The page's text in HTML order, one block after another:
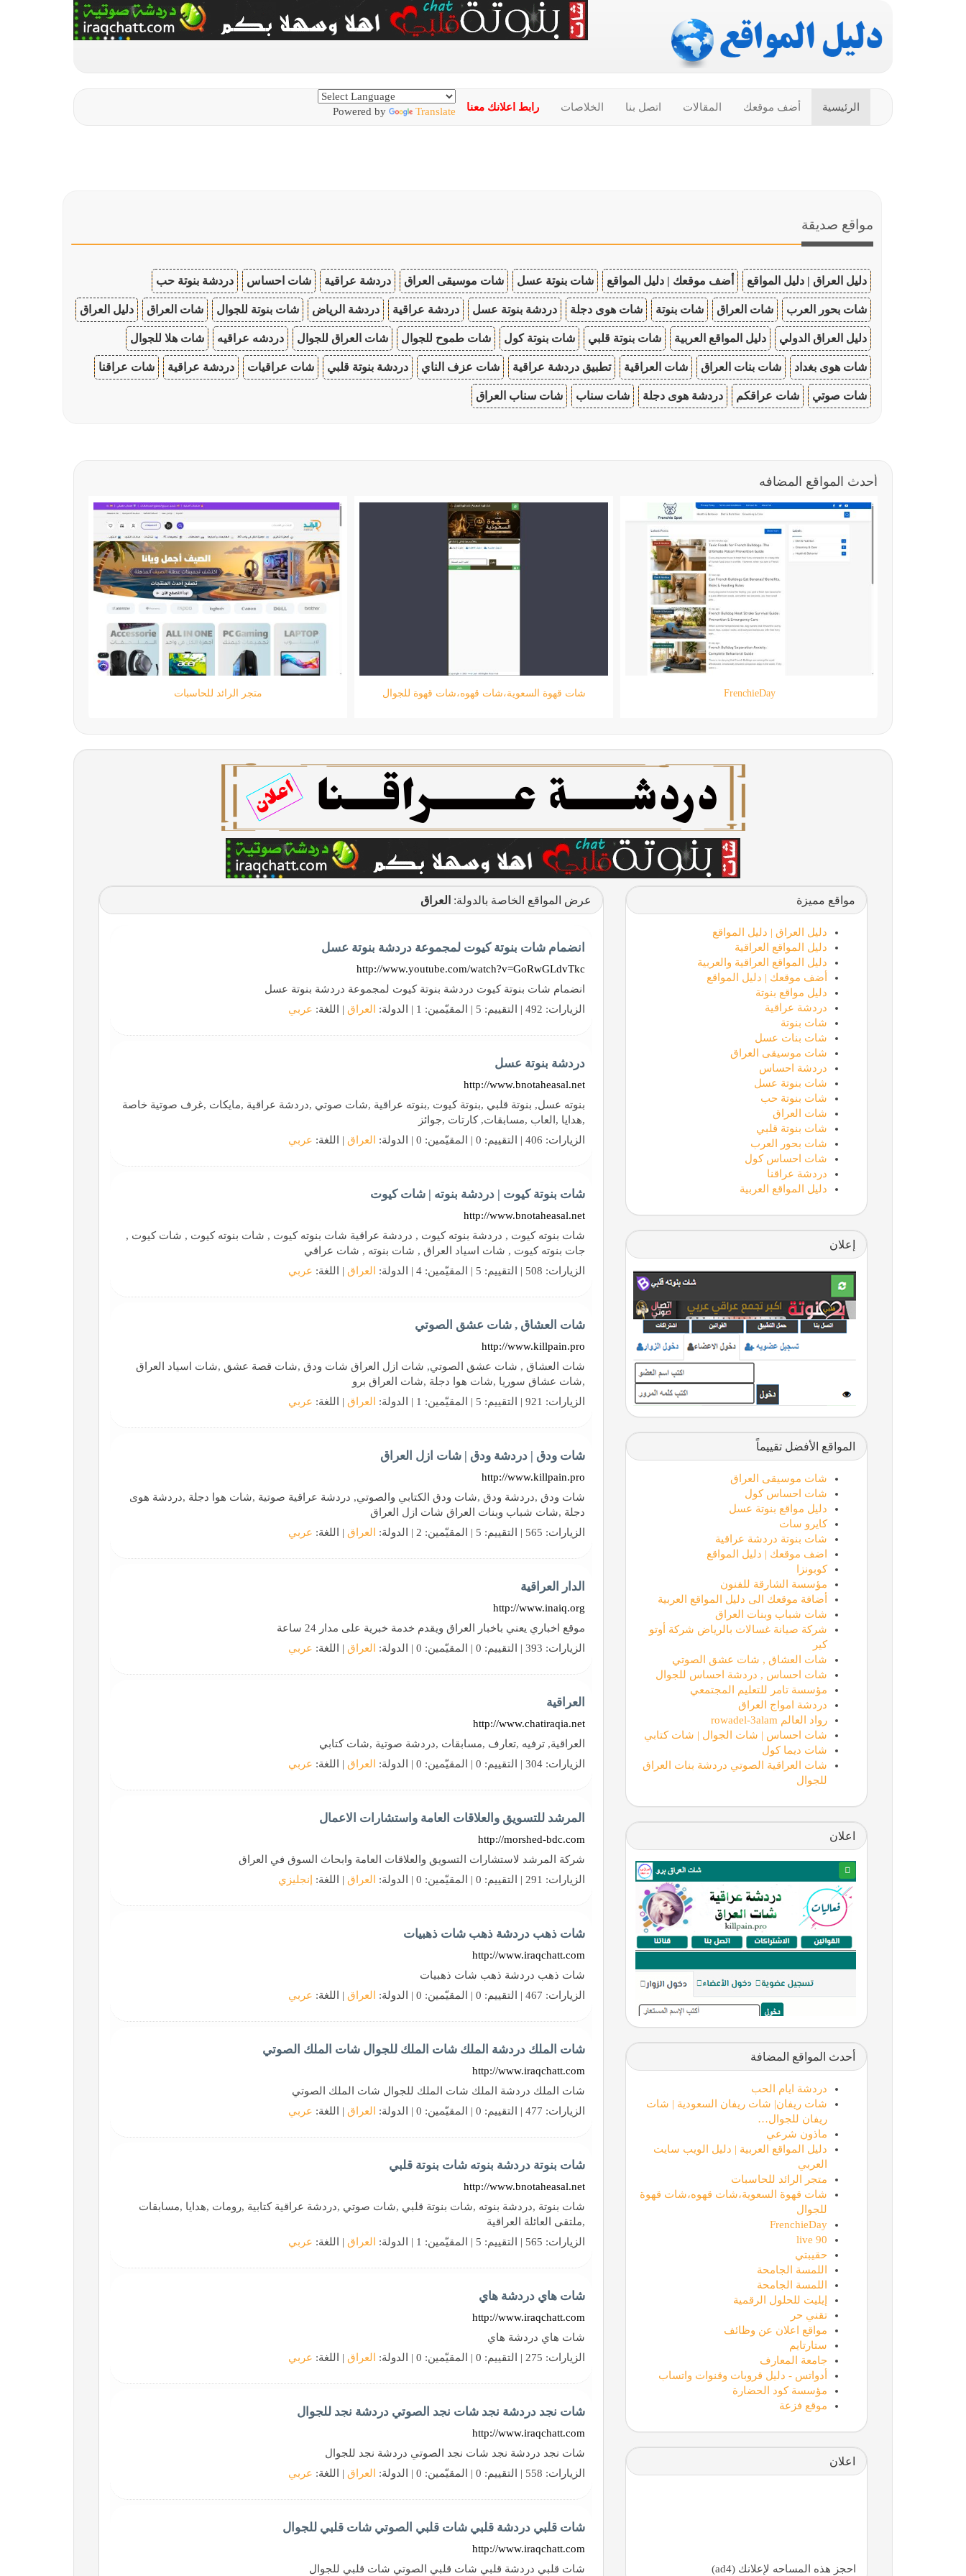
الرئيسية أضف موقعك المقالات اتصل بنا الخلاصات رابط اعلانك معنا Powered by Translate
مواقع صديقة
دليل العراق | دليل المواقع أضف موقعك | دليل المواقع شات بنوتة عسل شات موسيقى العراق دردشة عراقية شات احساس دردشة بنوتة حب
شات بحور العرب شات العراق شات بنوتة شات هوى دجلة دردشة بنوتة عسل دردشة عراقية دردشة الرياض شات بنوتة للجوال شات العراق دليل العراق
دليل العراق الدولي دليل المواقع العربية شات بنوتة قلبي شات بنوتة كول شات طموح للجوال شات العراق للجوال دردشه عراقيه شات هلا للجوال
شات هوى بغداد شات بنات العراق شات العراقية تطبيق دردشة عراقية شات عزف الناي دردشة بنوتة قلبي شات عراقيات دردشة عراقية شات عراقنا
شات صوتي شات عراقكم دردشة هوى دجلة شات سناب شات سناب العراق
أحدث المواقع المضافه
شات قهوة السعوية،شات قهوه،شات قهوة للجوال FrenchieDay 90 live
عرض المواقع الخاصة بالدولة: العراق
انضمام شات بنوتة كيوت لمجموعة دردشة بنوتة عسل
http://www.youtube.com/watch?v=GoRwGLdvTkc
انضمام شات بنوتة كيوت دردشة بنوتة كيوت لمجموعة دردشة بنوتة عسل
الزيارات: 492 | التقييم: 5 | المقيّمين: 1 | الدولة:
العراق | اللغة: عربي
دردشة بنوتة عسل
http://www.bnotaheasal.net
بنوته عسل, بنوتة قلبي ,بنوتة كيوت ,بنوته عراقية ,شات صوتي ,دردشة عراقية ,مايكات ,غرف صوتية خاصة
,هدايا ,العاب ,مسابقات, كارتات ,جوائز
الزيارات: 406 | التقييم: 0 | المقيّمين: 0 | الدولة:
العراق | اللغة: عربي
شات بنوتة كيوت | دردشة بنوته | شات كيوت
http://www.bnotaheasal.net
شات بنوته كيوت , دردشة بنوته كيوت , دردشة عراقية شات بنوته كيوت , شات بنوته كيوت , شات كيوت ,
جات بنوته كيوت , شات اسياد العراق , شات بنوته , شات عراقي
الزيارات: 508 | التقييم: 5 | المقيّمين: 4 | الدولة:
العراق | اللغة: عربي
شات العشاق , شات عشق الصوتي
http://www.killpain.pro
شات العشاق , شات عشق الصوتي, شات ازل العراق شات ودق ,شات قصة عشق ,شات اسياد العراق
,شات عشاق سوريا ,شات هوا دجلة ,شات العراق برو
الزيارات: 921 | التقييم: 5 | المقيّمين: 1 | الدولة:
العراق | اللغة: عربي
شات ودق | دردشة ودق | شات ازل العراق
http://www.killpain.pro
شات ودق ,دردشة ودق ,شات ودق الكتابي والصوتي, دردشة عراقية صوتية ,شات هوا دجلة ,دردشة هوى
دجلة ,شات شباب وبنات العراق شات ازل العراق
الزيارات: 565 | التقييم: 5 | المقيّمين: 2 | الدولة:
العراق | اللغة: عربي
الدار العراقية
http://www.inaiq.org
موقع اخباري يعني باخبار العراق ويقدم خدمة خبرية على مدار 24 ساعة
الزيارات: 393 | التقييم: 0 | المقيّمين: 0 | الدولة:
العراق | اللغة: عربي
العراقية
http://www.chatiraqia.net
العراقية, ترفيه ,تعارف ,مسابقات ,دردشة صوتية ,شات كتابي
الزيارات: 304 | التقييم: 0 | المقيّمين: 0 | الدولة:
العراق | اللغة: عربي
المرشد للتسويق والعلاقات العامة واستشارات الاعمال
http://morshed-bdc.com
شركة المرشد لاستشارات التسويق والعلاقات العامة وابحاث السوق في العراق
الزيارات: 291 | التقييم: 0 | المقيّمين: 0 | الدولة:
العراق | اللغة: إنجليزي
شات ذهب دردشة ذهب شات ذهبيات
http://www.iraqchatt.com
شات ذهب دردشة ذهب شات ذهبيات
الزيارات: 467 | التقييم: 0 | المقيّمين: 0 | الدولة:
العراق | اللغة: عربي
شات الملك دردشة الملك شات الملك للجوال شات الملك الصوتي
http://www.iraqchatt.com
شات الملك دردشة الملك شات الملك للجوال شات الملك الصوتي
الزيارات: 477 | التقييم: 0 | المقيّمين: 0 | الدولة:
العراق | اللغة: عربي
شات بنوتة دردشة بنوته شات بنوتة قلبي
http://www.bnotaheasal.net
شات بنوتة ,دردشة بنوته ,شات بنوتة قلبي ,شات صوتي ,دردشة عراقية كتابية ,رومات ,هدايا ,مسابقات
,ملتقى العائلة العراقية
الزيارات: 565 | التقييم: 5 | المقيّمين: 1 | الدولة:
العراق | اللغة: عربي
شات هاي دردشة هاي
http://www.iraqchatt.com
شات هاي دردشة هاي
الزيارات: 275 | التقييم: 0 | المقيّمين: 0 | الدولة:
العراق | اللغة: عربي
شات نجد دردشة نجد شات نجد الصوتي دردشة نجد للجوال
http://www.iraqchatt.com
شات نجد دردشة نجد شات نجد الصوتي دردشة نجد للجوال
الزيارات: 558 | التقييم: 0 | المقيّمين: 0 | الدولة:
العراق | اللغة: عربي
شات قلبي دردشة قلبي شات قلبي الصوتي شات قلبي للجوال
http://www.iraqchatt.com
شات قلبي دردشة قلبي شات قلبي الصوتي شات قلبي للجوال
مواقع مميزة
دليل العراق | دليل المواقع
دليل المواقع العراقية
دليل المواقع العراقية والعربية
أضف موقعك | دليل المواقع
دليل مواقع بنوتة
دردشة عراقية
شات بنوتة
شات بنات عسل
شات موسيقى العراق
دردشة احساس
شات بنوتة عسل
شات بنوتة حب
شات العراق
شات بنوتة قلبي
شات بحور العرب
شات احساس كول
دردشة عراقنا
دليل المواقع العربية
إعلان
المواقع الأفضل تقييماً
شات موسيقى العراق
شات احساس كول
دليل مواقع بنوتة عسل
كايرو سات
شات بنوتة دردشة عراقية
اضف موقعك | دليل المواقع
كوبونزا
مؤسسة الشارقة للفنون
أضافة موقعك الى دليل المواقع العربية
شات شباب وبنات العراق
شركة صيانة غسالات بالرياض شركة أوتو
كير
شات العشاق , شات عشق الصوتي
شات احساس , دردشة احساس للجوال
مؤسسة تامر للتعليم المجتمعي
دردشة امواج العراق
رواد العالم rowadel-3alam
شات احساس | شات الجوال | شات كتابي
شات ديما كول
شات العراقية الصوتي دردشة بنات العراق
للجوال
اعلان
أحدث المواقع المضافة
دردشة ايام الحب
شات ريفان| شات ريفان السعودية | شات
ريفان للجوال…
ماذون شرعي
دليل المواقع العربية | دليل الويب سايت
العربي
متجر الرائد للحاسبات
شات قهوة السعوية،شات قهوه،شات قهوة
للجوال
FrenchieDay
90 live
حقيبتي
اللمسة الجامحة
اللمسة الجامحة
إيليت للحلول الرقمية
تقني حر
مواقع اعلان عن وظائف
ستارتايم
جامعة المعارف
أدواتس - دليل قروبات وقنوات واتساب
مؤسسة كود الحضارة
موقع فزعة
اعلان
احجز هذه المساحه لإعلانك (ad4)